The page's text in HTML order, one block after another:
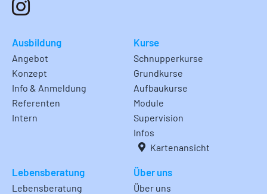
Ausbildung
Angebot
Konzept
Info & Anmeldung
Referenten
Intern
Kurse
Schnupperkurse
Grundkurse
Aufbaukurse
Module
Supervision
Infos
Kartenansicht
Lebensberatung
Lebensberatung
Über uns
Über uns